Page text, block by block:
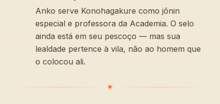
Anko serve Konohagakure como jōnin
especial e professora da Academia. O selo
ainda está em seu pescoço — mas sua
lealdade pertence à vila, não ao homem que
o colocou ali.